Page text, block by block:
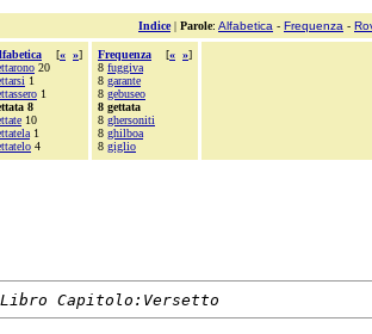
Indice| Parole: Alfabetica - Frequenza -
[« »]
20
1
1
8
10
1
4
Frequenza [« »]
8 fuggiva
8 garante
8 gebuseo
8 gettata
8 ghersoniti
8 ghilboa
8 giglio
Libro Capitolo:Versetto